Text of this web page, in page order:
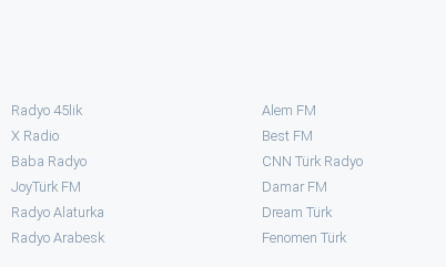
Radyo 45lik
X Radio
Baba Radyo
JoyTürk FM
Radyo Alaturka
Radyo Arabesk
Alem FM
Best FM
CNN Türk Radyo
Damar FM
Dream Türk
Fenomen Türk